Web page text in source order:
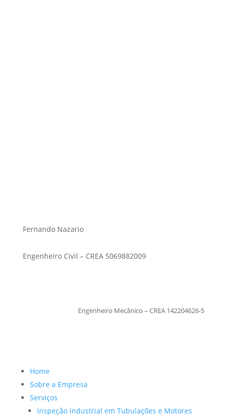
Fernando Nazario
Engenheiro Civil – CREA 5069882009
Engenheiro Mecânico – CREA 142204626-5
Home
Sobre a Empresa
Serviços
Inspeção Industrial em Tubulações e Motores